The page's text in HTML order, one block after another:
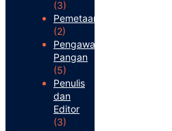
(3)
Pemetaan
(2)
Pengawasan
Pangan
(5)
Penulis
dan
Editor
(3)